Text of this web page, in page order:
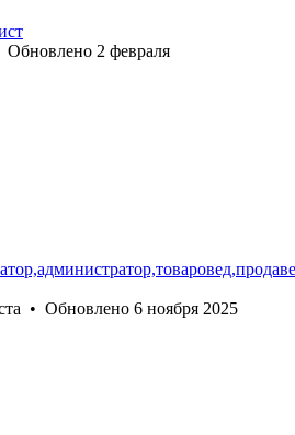
Обновлено 2 февраля
• Обновлено 6 ноября 2025